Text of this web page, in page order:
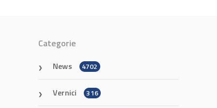
Categorie
News 4702
Vernici 316